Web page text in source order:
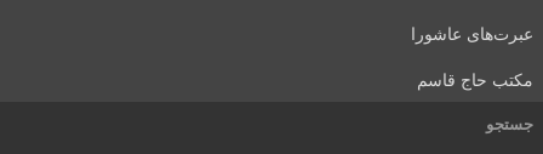
عاشورا
حاج قاسم